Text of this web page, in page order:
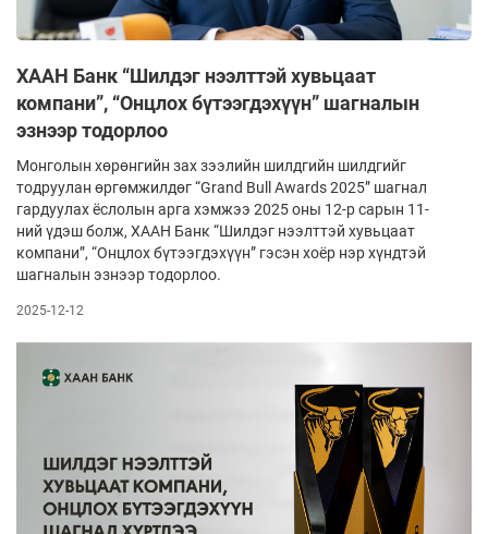
ХААН Банк “Шилдэг нээлттэй хувьцаат
компани”, “Онцлох бүтээгдэхүүн” шагналын
эзнээр тодорлоо
Монголын хөрөнгийн зах зээлийн шилдгийн шилдгийг
тодруулан өргөмжилдөг “Grand Bull Awards 2025” шагнал
гардуулах ёслолын арга хэмжээ 2025 оны 12-р сарын 11-
ний үдэш болж, ХААН Банк “Шилдэг нээлттэй хувьцаат
компани”, “Онцлох бүтээгдэхүүн” гэсэн хоёр нэр хүндтэй
шагналын эзнээр тодорлоо.
2025-12-12